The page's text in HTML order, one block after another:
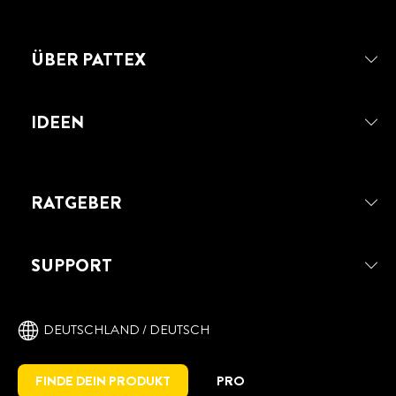
ÜBER PATTEX
IDEEN
RATGEBER
SUPPORT
DEUTSCHLAND / DEUTSCH
FINDE DEIN PRODUKT PRO